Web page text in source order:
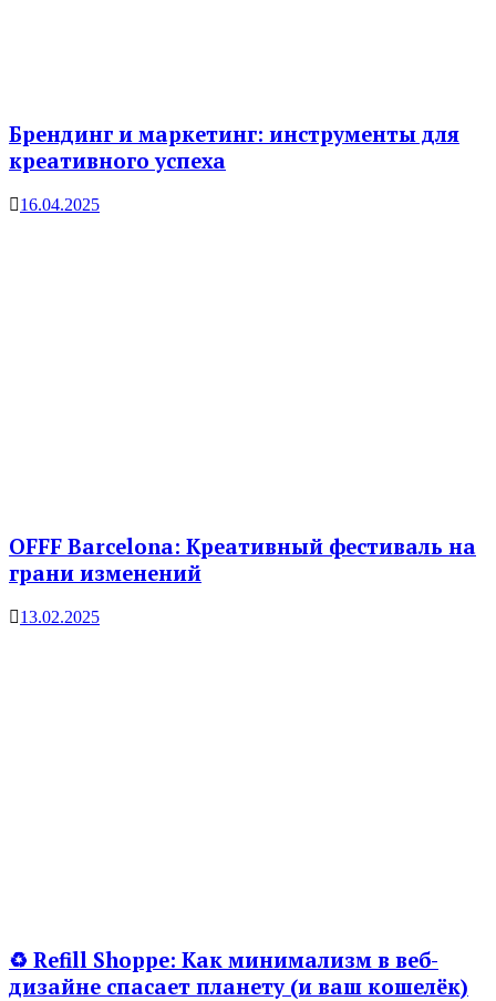
Брендинг и маркетинг: инструменты для
креативного успеха
16.04.2025
OFFF Barcelona: Креативный фестиваль на
грани изменений
13.02.2025
♻️ Refill Shoppe: Как минимализм в веб-
дизайне спасает планету (и ваш кошелёк)